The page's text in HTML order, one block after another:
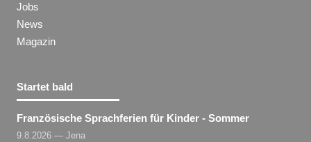
Jobs
News
Magazin
Startet bald
Französische Sprachferien für Kinder - Sommer
9.8.2026 — Jena